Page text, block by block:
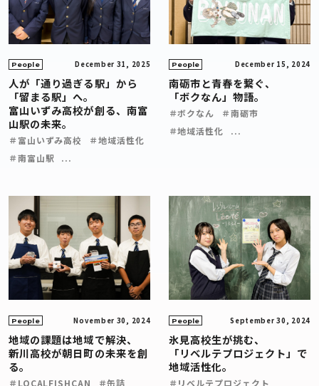
People December 31, 2025
人が「通り過ぎる駅」から
「留まる駅」へ。
富山いずみ高校が創る、南富
山駅の未来。
＃富山いずみ高校
＃地域活性化
＃南富山駅
...
People December 15, 2024
南砺市と青春を繋ぐ、
「ボクなん」物語。
＃ボクなん
＃南砺市
＃地域活性化
...
People November 30, 2024
地域の課題は地域で解決、
新川高校が朝日町の未来を創
る。
＃LOCALFISHCAN ＃缶詰
People September 30, 2024
氷見高校生が挑む、
「リベルテプロジェクト」で
地域活性化。
＃リベルテプロジェクト